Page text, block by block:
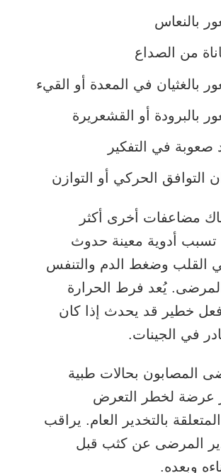
بالنعاس
من الصداع
بالغثيان في المعدة أو القيء
بالبرودة أو القشعريرة
صعوبة في التفكير
التوافق الحركي أو التوازن
مضاعفات أخرى أكثر
أدوية معينة حدوث
القلب وضغط الدم والتنفس
يُعد فرط الحرارة
فعل خطير قد يحدث إذا كان
في الجينات.
المصابون بحالات طبية
عرضة لخطر التعرض
بالتخدير العام. يراقب
المرضى عن كثب قبل
وبعده.